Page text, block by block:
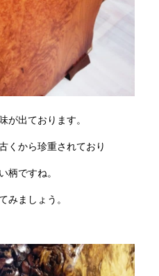
が出ております。
くから珍重されており
柄ですね。
みましょう。